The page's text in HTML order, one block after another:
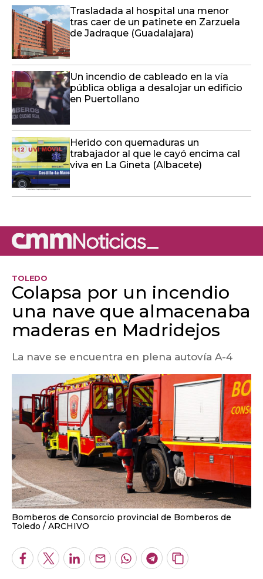
Trasladada al hospital una menor
tras caer de un patinete en Zarzuela
de Jadraque (Guadalajara)
Un incendio de cableado en la vía
pública obliga a desalojar un edificio
en Puertollano
Herido con quemaduras un
trabajador al que le cayó encima cal
viva en La Gineta (Albacete)
TOLEDO
Colapsa por un incendio
una nave que almacenaba
maderas en Madridejos
La nave se encuentra en plena autovía A-4
Bomberos de Consorcio provincial de Bomberos de
Toledo
ARCHIVO
Facebook
TwitterLinkedInEnviarWhatsapp
Telegram
Copiar